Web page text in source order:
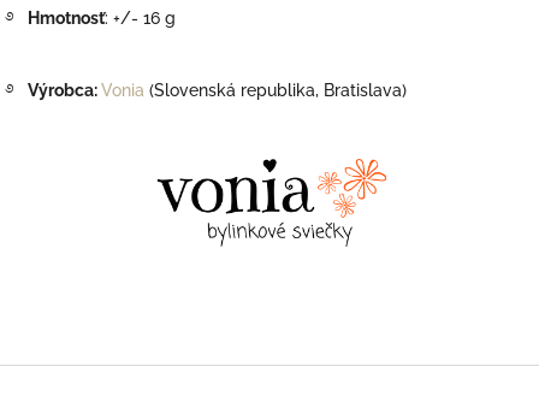
࿔ Hmotnosť: +/- 16 g
࿔ Výrobca:Vonia (Slovenská republika, Bratislava)